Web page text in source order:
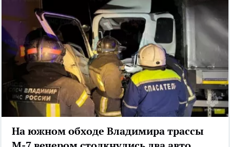
На южном обходе Владимира трассы